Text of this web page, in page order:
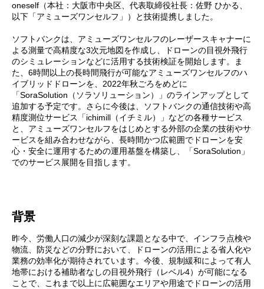
oneself（本社：大阪市中央区、代表取締役社長：佐野 ひかる、
以下「アミューズワンセルフ」）と技術提携しました。
ソフトバンクは、アミューズワンセルフのレーザースキャナーに
よる測量で高精度な3次元地図を作成し、ドローンの目視外飛行
のシミュレーションなどに活用する技術検証を開始します。ま
た、6時間以上の長時間飛行が可能なアミューズワンセルフのハ
イブリッドドローンを、2022年秋ごろをめどに
「SoraSolution（ソラソリューション）」のラインアップとして
追加する予定です。さらに今後は、ソフトバンクの通信技術や高
精度測位サービス「ichimill（イチミル）」などの各種サービス
と、アミューズワンセルフをはじめとする外部の企業の技術やサ
ービスを組み合わせながら、長時間かつ広範囲でドローンを安
心・安全に運用するための運用基盤を構築し、「SoraSolution」
でのサービス展開を目指します。
背景
昨今、労働人口の減少が深刻な課題となる中で、インフラ点検や
物流、防災などの分野において、ドローンの活用による省人化や
業務の効率化が期待されています。今後、規制緩和によって有人
地帯における補助者なしの目視外飛行（レベル4）が可能になる
ことで、これまで以上に広範囲なエリアや用途でドローンの活用